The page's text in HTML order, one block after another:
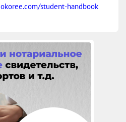
student-handbook